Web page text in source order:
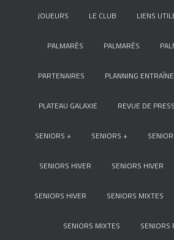
JOUEURS LE CLUB LIENS
PALMARÈS PALMARÈS
PARTENAIRES PLANNING
PLATEAU GALAXIE REVUE DE
SENIORS + SENIORS +
SENIORS HIVER SENIORS HIVER
SENIORS HIVER SENIORS MIXTES
SENIORS MIXTES SENIORS